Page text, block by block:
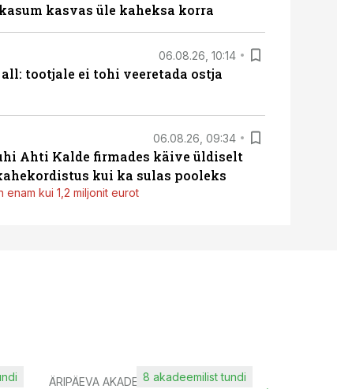
kasvas üle kaheksa korra
06.08.26, 10:14
tootjale ei tohi veeretada ostja
06.08.26, 09:34
Ahti Kalde firmades käive üldiselt
kui ka sulas pooleks
enam kui 1,2 miljonit eurot
ÄRIPÄEVA AKADEEMIA8 akadeemilist tundi